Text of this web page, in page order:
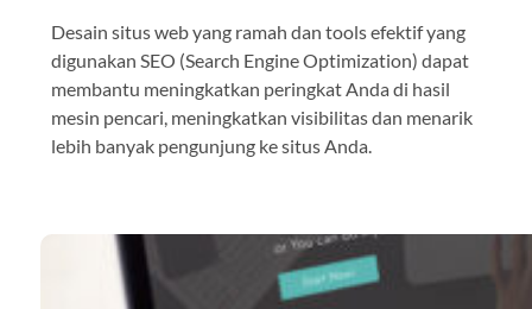
Desain situs web yang ramah dan tools efektif yang
digunakan SEO (Search Engine Optimization) dapat
membantu meningkatkan peringkat Anda di hasil
mesin pencari, meningkatkan visibilitas dan menarik
lebih banyak pengunjung ke situs Anda.